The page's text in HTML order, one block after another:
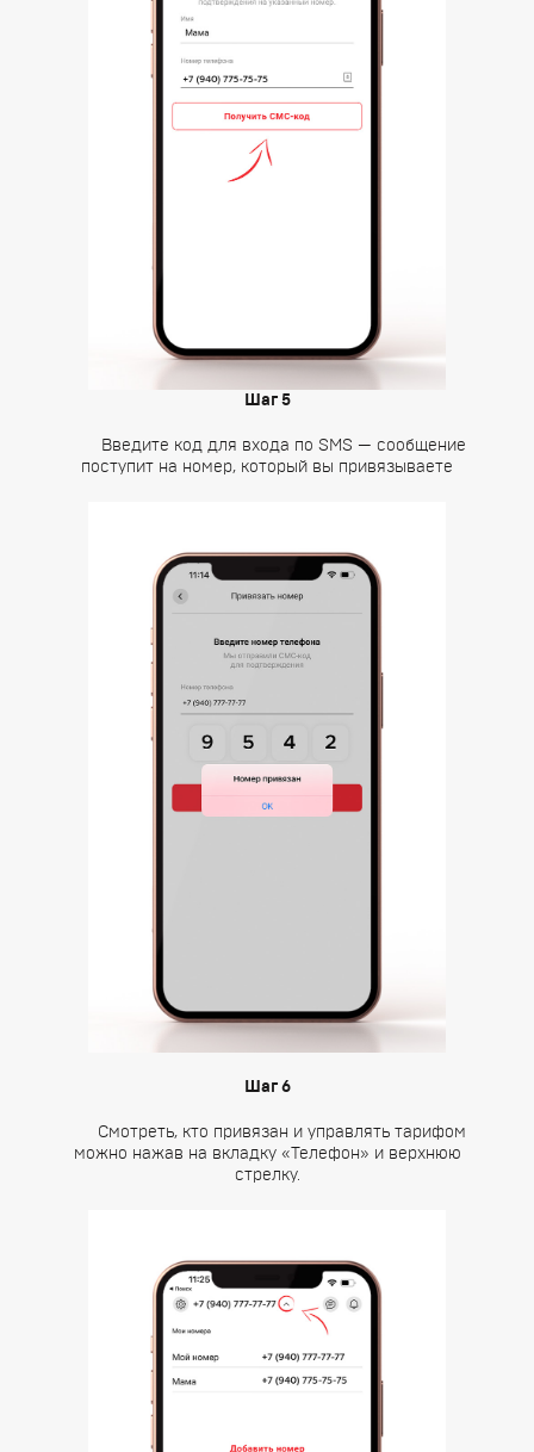
Шаг 5
Введите код для входа по SMS — сообщение
поступит на номер, который вы привязываете
Шаг 6
Смотреть, кто привязан и управлять тарифом
можно нажав на вкладку «Телефон» и верхнюю
стрелку.